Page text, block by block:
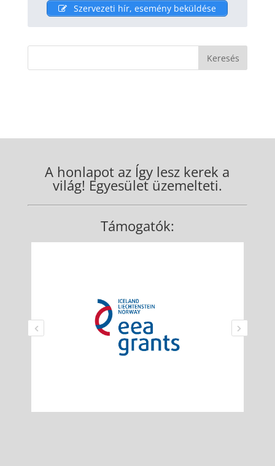
Szervezeti hír, esemény beküldése
A honlapot az Így lesz kerek a
világ! Egyesület üzemelteti.
Támogatók: